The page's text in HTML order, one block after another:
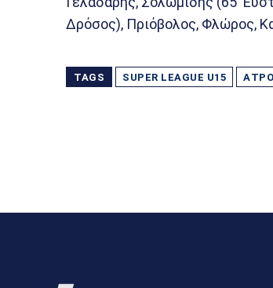
Δρόσος), Πριόβολος, Φλώρος,
TAGS SUPER LEAGUE U15